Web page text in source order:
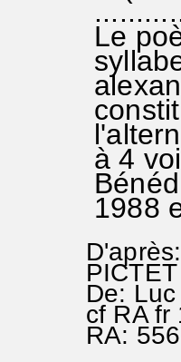
Le
à 4
1988
De:
cf RA fr
RA: 556